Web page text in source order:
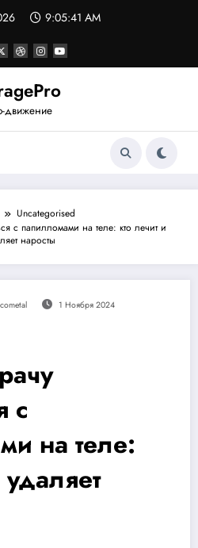
9:05:41 AM
движение
Uncategorised
с папилломами на теле: кто лечит и
наросты
1 Ноября 2024
с
на теле: